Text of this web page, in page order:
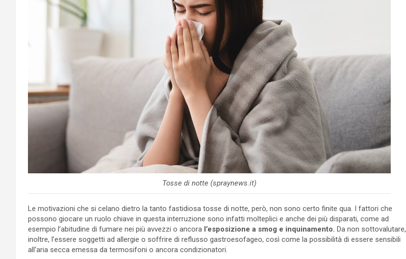
Tosse di notte (spraynews.it)
Le motivazioni che si celano dietro la tanto fastidiosa tosse di notte, però, non sono certo finite qua. I fattori che
possono giocare un ruolo chiave in questa interruzione sono infatti molteplici e anche dei più disparati, come ad
esempio l’abitudine di fumare nei più avvezzi o ancora l’esposizione a smog e inquinamento. Da non sottovalutare,
inoltre, l’essere soggetti ad allergie o soffrire di reflusso gastroesofageo, così come la possibilità di essere sensibili
all’aria secca emessa da termosifoni o ancora condizionatori.